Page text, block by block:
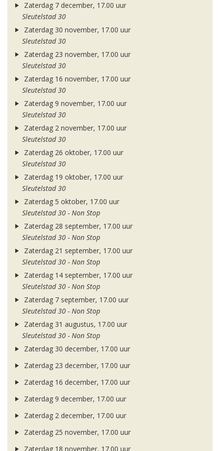
Zaterdag 7 december, 17.00 uur
Sleutelstad 30
Zaterdag 30 november, 17.00 uur
Sleutelstad 30
Zaterdag 23 november, 17.00 uur
Sleutelstad 30
Zaterdag 16 november, 17.00 uur
Sleutelstad 30
Zaterdag 9 november, 17.00 uur
Sleutelstad 30
Zaterdag 2 november, 17.00 uur
Sleutelstad 30
Zaterdag 26 oktober, 17.00 uur
Sleutelstad 30
Zaterdag 19 oktober, 17.00 uur
Sleutelstad 30
Zaterdag 5 oktober, 17.00 uur
Sleutelstad 30 - Non Stop
Zaterdag 28 september, 17.00 uur
Sleutelstad 30 - Non Stop
Zaterdag 21 september, 17.00 uur
Sleutelstad 30 - Non Stop
Zaterdag 14 september, 17.00 uur
Sleutelstad 30 - Non Stop
Zaterdag 7 september, 17.00 uur
Sleutelstad 30 - Non Stop
Zaterdag 31 augustus, 17.00 uur
Sleutelstad 30 - Non Stop
Zaterdag 30 december, 17.00 uur
Zaterdag 23 december, 17.00 uur
Zaterdag 16 december, 17.00 uur
Zaterdag 9 december, 17.00 uur
Zaterdag 2 december, 17.00 uur
Zaterdag 25 november, 17.00 uur
Zaterdag 18 november, 17.00 uur